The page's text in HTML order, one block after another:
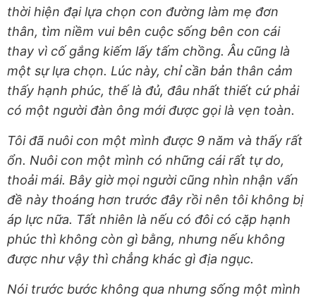
thời hiện đại lựa chọn con đường làm mẹ đơn
thân, tìm niềm vui bên cuộc sống bên con cái
thay vì cố gắng kiếm lấy tấm chồng. Âu cũng là
một sự lựa chọn. Lúc này, chỉ cần bản thân cảm
thấy hạnh phúc, thế là đủ, đâu nhất thiết cứ phải
có một người đàn ông mới được gọi là vẹn toàn.
Tôi đã nuôi con một mình được 9 năm và thấy rất
ổn. Nuôi con một mình có những cái rất tự do,
thoải mái. Bây giờ mọi người cũng nhìn nhận vấn
đề này thoáng hơn trước đây rồi nên tôi không bị
áp lực nữa. Tất nhiên là nếu có đôi có cặp hạnh
phúc thì không còn gì bằng, nhưng nếu không
được như vậy thì chẳng khác gì địa ngục.
Nói trước bước không qua nhưng sống một mình